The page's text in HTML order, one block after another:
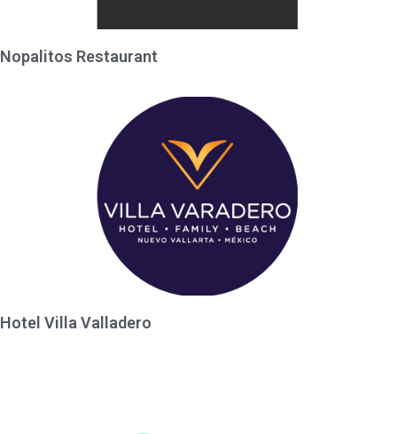
Nopalitos Restaurant
Hotel Villa Valladero